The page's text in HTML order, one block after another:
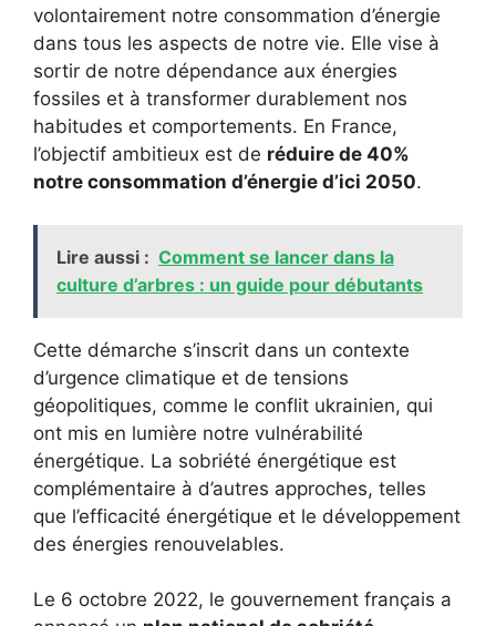
volontairement notre consommation d’énergie
dans tous les aspects de notre vie. Elle vise à
sortir de notre dépendance aux énergies
fossiles et à transformer durablement nos
habitudes et comportements. En France,
l’objectif ambitieux est de réduire de 40%
notre consommation d’énergie d’ici 2050.
Lire aussi : Comment se lancer dans la
culture d’arbres : un guide pour débutants
Cette démarche s’inscrit dans un contexte
d’urgence climatique et de tensions
géopolitiques, comme le conflit ukrainien, qui
ont mis en lumière notre vulnérabilité
énergétique. La sobriété énergétique est
complémentaire à d’autres approches, telles
que l’efficacité énergétique et le développement
des énergies renouvelables.
Le 6 octobre 2022, le gouvernement français a